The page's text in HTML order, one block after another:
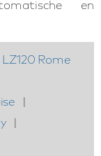
en
LZ120 Rome
|
|